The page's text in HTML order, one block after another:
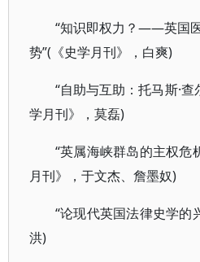
“知识即权力？——英国
势”(《史学月刊》，白爽)
“自助与互助：托马斯·
学月刊》，莫磊)
“英属海峡群岛的主权危
月刊》，于文杰、詹墨奴)
“论现代英国法律史学的
洪)